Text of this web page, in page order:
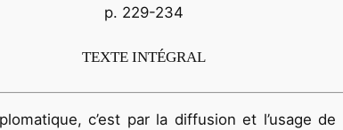
p. 229-234
TEXTE INTÉGRAL
c’est par la diffusion et l’usage